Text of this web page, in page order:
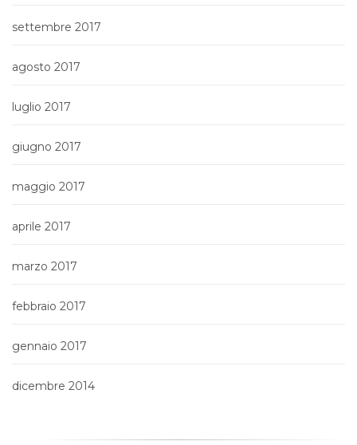
settembre 2017
agosto 2017
luglio 2017
giugno 2017
maggio 2017
aprile 2017
marzo 2017
febbraio 2017
gennaio 2017
dicembre 2014